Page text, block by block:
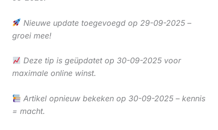
Nieuwe update toegevoegd op 29-09-2025 –
groei mee!
Deze tip is geüpdatet op 30-09-2025 voor
maximale online winst.
Artikel opnieuw bekeken op 30-09-2025 – kennis
= macht.